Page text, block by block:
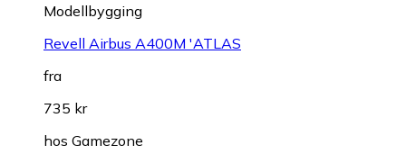
Modellbygging
Revell Airbus A400M 'ATLAS
fra
735 kr
hos Gamezone